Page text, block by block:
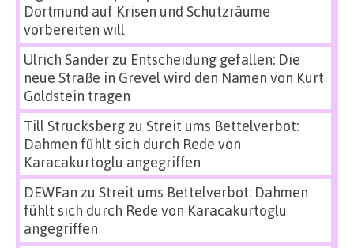
Dortmund auf Krisen und Schutzräume
vorbereiten will
Ulrich Sanderzu Entscheidung gefallen: Die
neue Straße in Grevel wird den Namen von Kurt
Goldstein tragen
Till Strucksbergzu Streit ums Bettelverbot:
Dahmen fühlt sich durch Rede von
Karacakurtoglu angegriffen
DEWFan zu Streit ums Bettelverbot: Dahmen
fühlt sich durch Rede von Karacakurtoglu
angegriffen